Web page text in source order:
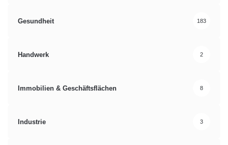
Gesundheit 183
Handwerk 2
Immobilien & Geschäftsflächen 8
Industrie 3